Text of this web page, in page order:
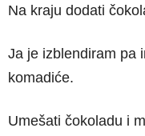
Na kraju dodati
Ja je izblendiram pa
komadiće.
Umešati čokoladu i